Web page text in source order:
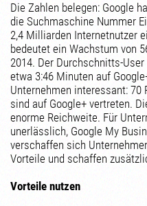
Die Zahlen belegen: Google
die Suchmaschine Nummer
2,4 Milliarden Internetnutzer
bedeutet ein Wachstum von
2014. Der Durchschnitts-
etwa 3:46 Minuten auf
Unternehmen interessant: 70
sind auf Google+ vertreten.
enorme Reichweite. Für
unerlässlich, Google My
verschaffen sich
Vorteile und schaffen
Vorteile nutzen